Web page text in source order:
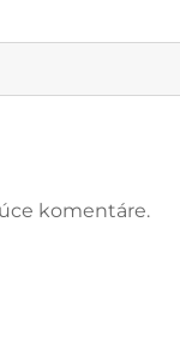
komentáre.